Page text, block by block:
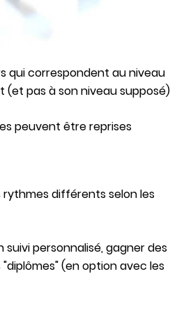
qui correspondent au niveau
(et pas à son niveau supposé)
peuvent être reprises
différents selon les
suivi personnalisé, gagner des
(en option avec les